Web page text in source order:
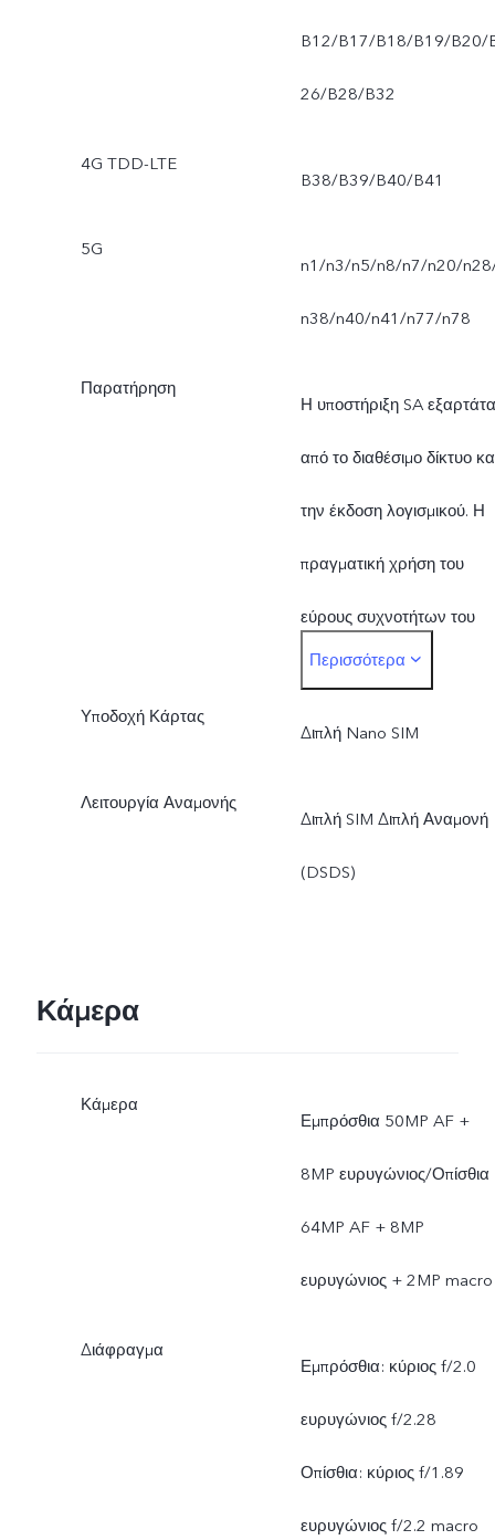
B12/B17/B18/B19/B20/
26/B28/B32
4G TDD-LTE
B38/B39/B40/B41
5G
n1/n3/n5/n8/n7/n20/
n38/n40/n41/n77/n78
Παρατήρηση
Η υποστήριξη SA
από το διαθέσιμο δίκτυο
την έκδοση λογισμικού. Η
πραγματική χρήση του
εύρους συχνοτήτων του
δικτύου εξαρτάται από την
ανάπτυξη του τοπικού
διαδικτύου.
Περισσότερα
Υποδοχή Κάρτας
Διπλή Nano SIM
Λειτουργία Αναμονής
Διπλή SIM Διπλή Αναμονή
(DSDS)
Κάμερα
Κάμερα
Εμπρόσθια 50MP AF +
8MP ευρυγώνιος/Οπίσθια
64MP AF + 8MP
ευρυγώνιος + 2MP macro
Διάφραγμα
Εμπρόσθια: κύριος f/2.0
ευρυγώνιος f/2.28
Οπίσθια: κύριος f/1.89
ευρυγώνιος f/2.2 macro